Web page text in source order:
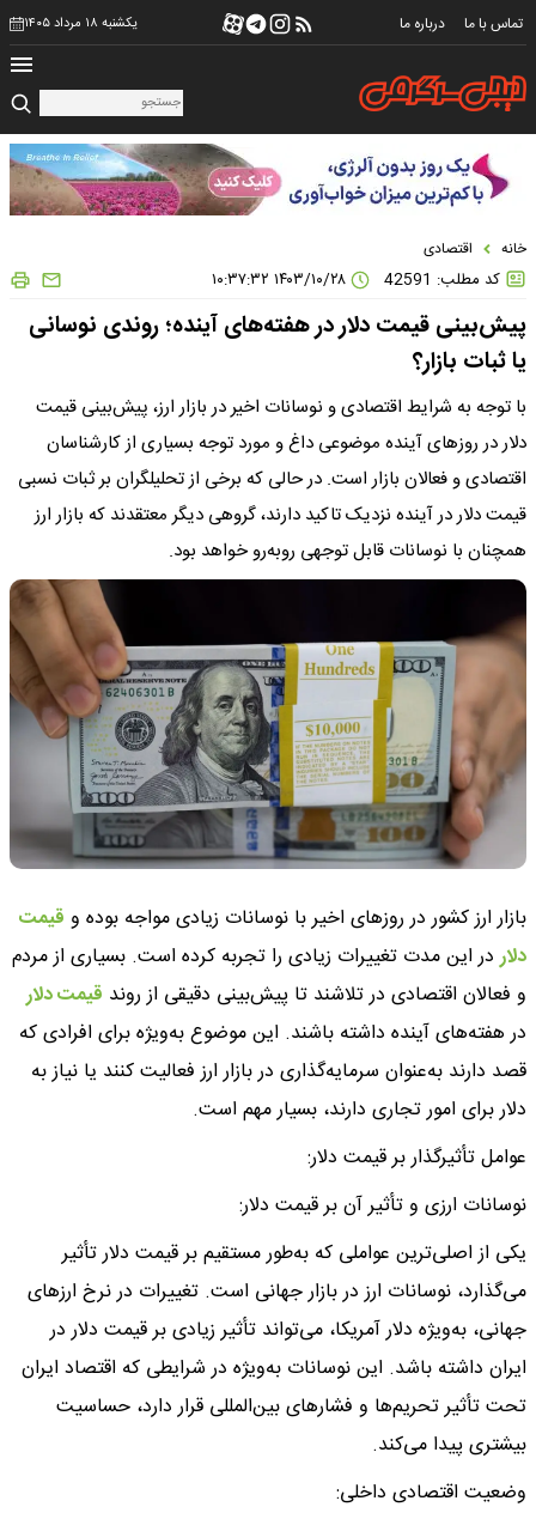
تماس با ما درباره ما یکشنبه ۱۸ مرداد ۱۴۰۵
خانه اقتصادی
کد مطلب: 42591
پیش‌بینی قیمت دلار در هفته‌های آینده؛ روندی نوسانی
یا ثبات بازار؟
با توجه به شرایط اقتصادی و نوسانات اخیر در بازار ارز، پیش‌بینی قیمت
دلار در روزهای آینده موضوعی داغ و مورد توجه بسیاری از کارشناسان
اقتصادی و فعالان بازار است. در حالی که برخی از تحلیلگران بر ثبات نسبی
قیمت دلار در آینده نزدیک تاکید دارند، گروهی دیگر معتقدند که بازار ارز
همچنان با نوسانات قابل توجهی روبه‌رو خواهد بود.
بازار ارز کشور در روزهای اخیر با نوسانات زیادی مواجه بوده و قیمت
دلاردر این مدت تغییرات زیادی را تجربه کرده است. بسیاری از مردم
و فعالان اقتصادی در تلاشند تا پیش‌بینی دقیقی از روند قیمت دلار
در هفته‌های آینده داشته باشند. این موضوع به‌ویژه برای افرادی که
قصد دارند به‌عنوان سرمایه‌گذاری در بازار ارز فعالیت کنند یا نیاز به
دلار برای امور تجاری دارند، بسیار مهم است.
عوامل تأثیرگذار بر قیمت دلار:
نوسانات ارزی و تأثیر آن بر قیمت دلار:
یکی از اصلی‌ترین عواملی که به‌طور مستقیم بر قیمت دلار تأثیر
می‌گذارد، نوسانات ارز در بازار جهانی است. تغییرات در نرخ ارزهای
جهانی، به‌ویژه دلار آمریکا، می‌تواند تأثیر زیادی بر قیمت دلار در
ایران داشته باشد. این نوسانات به‌ویژه در شرایطی که اقتصاد ایران
تحت تأثیر تحریم‌ها و فشارهای بین‌المللی قرار دارد، حساسیت
بیشتری پیدا می‌کند.
وضعیت اقتصادی داخلی: